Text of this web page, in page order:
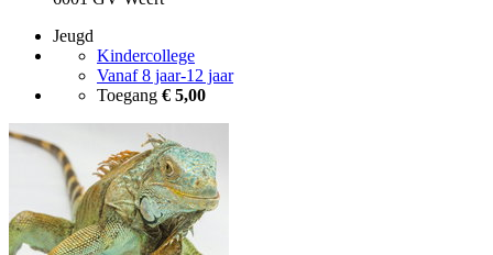
Jeugd
Kindercollege
Vanaf 8 jaar-12 jaar
Toegang € 5,00